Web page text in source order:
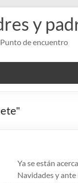
y
Punto de encuentro
Ya se están
Navidades y ante